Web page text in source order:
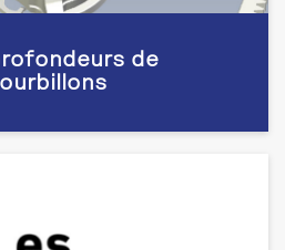
de